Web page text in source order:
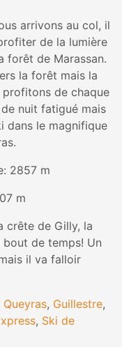
arrivons au col, il
de la lumière
forêt de Marassan.
la forêt mais la
de chaque
nuit fatigué mais
dans le magnifique
2857 m
m
crête de Gilly, la
de temps! Un
il va falloir
Queyras, Guillestre,
, Ski de